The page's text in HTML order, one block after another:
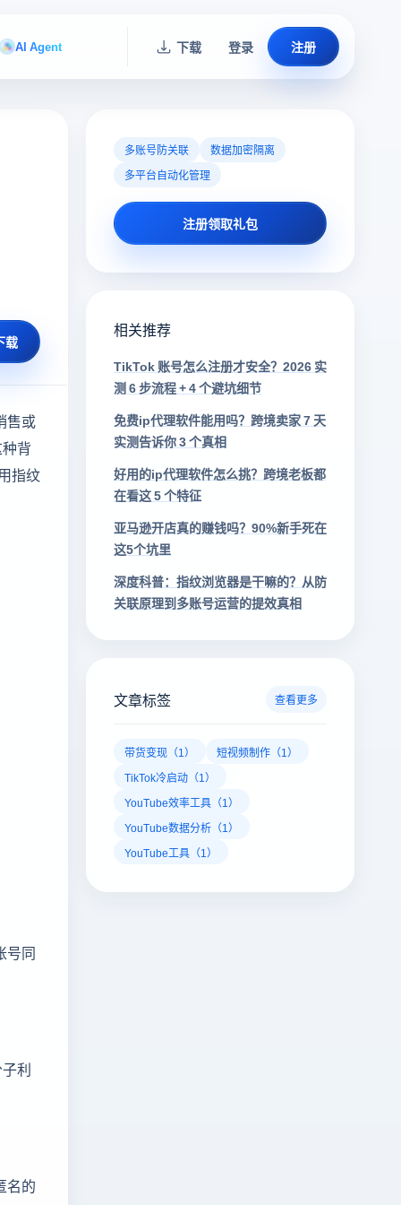
AI Agent 下载 登录 注册
载
售或
背
指纹
号同
利
名的
多账号防关联
数据加密隔离
多平台自动化管理
注册领取礼包
相关推荐
TikTok 账号怎么注册才安全？2026 实
测 6 步流程 + 4 个避坑细节
免费ip代理软件能用吗？跨境卖家 7 天
实测告诉你 3 个真相
好用的ip代理软件怎么挑？跨境老板都
在看这 5 个特征
亚马逊开店真的赚钱吗？90%新手死在
这5个坑里
深度科普：指纹浏览器是干嘛的？从防
关联原理到多账号运营的提效真相
文章标签 查看更多
带货变现（1）
短视频制作（1）
TikTok冷启动（1）
YouTube效率工具（1）
YouTube数据分析（1）
YouTube工具（1）